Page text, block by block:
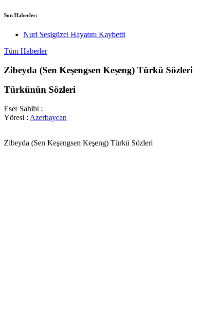
Son Haberler:
Nuri Sesigüzel Hayatını Kaybetti
Tüm Haberler
Zibeyda (Sen Keşengsen Keşeng) Türkü Sözleri
Türkünün Sözleri
Eser Sahibi :
Yöresi : Azerbaycan
Zibeyda (Sen Keşengsen Keşeng) Türkü Sözleri